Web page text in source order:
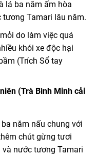
lá ba năm ấm hòa
Tamari lâu năm.
do làm việc quá
khói xe độc hại
(Trích Sổ tay
(Trà Bình Minh cải
năm nấu chung với
chút gừng tươi
nước tương Tamari